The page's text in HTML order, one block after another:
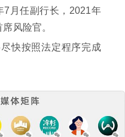
7月任副行长，2021年
风险官。
快按照法定程序完成